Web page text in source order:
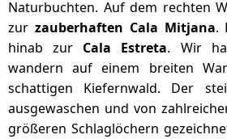
Naturbuchten. Auf dem rechten
zur zauberhaften Cala Mitjana.
hinab zur Cala Estreta. Wir
wandern auf einem breiten
schattigen Kiefernwald. Der
ausgewaschen und von
größeren Schlaglöchern